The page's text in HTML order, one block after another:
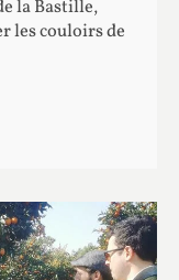
la Bastille,
les couloirs de